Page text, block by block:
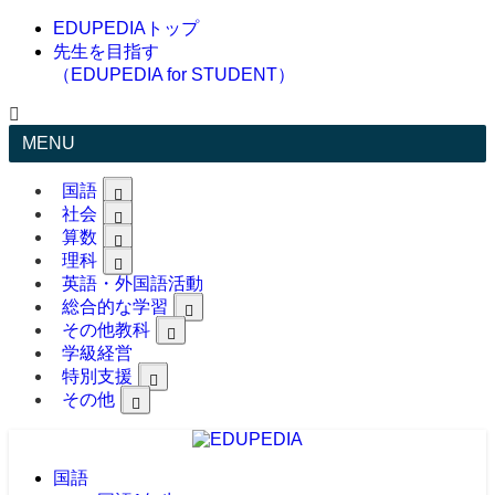
EDUPEDIAトップ
先生を目指す
（EDUPEDIA for STUDENT）
MENU
国語
社会
算数
理科
英語・外国語活動
総合的な学習
その他教科
学級経営
特別支援
その他
国語